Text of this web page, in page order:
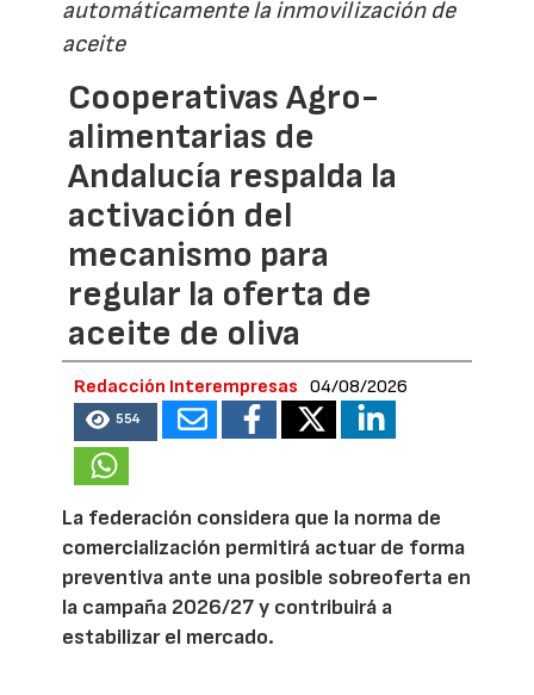
automáticamente la inmovilización de
aceite
Cooperativas Agro-
alimentarias de
Andalucía respalda la
activación del
mecanismo para
regular la oferta de
aceite de oliva
Redacción Interempresas 04/08/2026
554
La federación considera que la norma de
comercialización permitirá actuar de forma
preventiva ante una posible sobreoferta en
la campaña 2026/27 y contribuirá a
estabilizar el mercado.